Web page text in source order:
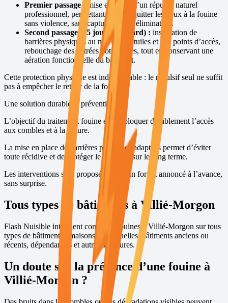
Premier passage :
mise en place d’un répulsif naturel
professionnel, permettant de faire quitter les lieux à la fouine
sans violence, sans capture et sans élimination.
Second passage (15 jours plus tard) : installation de
barrières physiques au niveau des tuiles et des points d’accès,
rebouchage des entrées potentielles, tout en conservant une
aération fonctionnelle du bâtiment.
Cette protection physique est indispensable : le répulsif seul ne suffit
pas à empêcher le retour de la fouine.
Une solution durable et préventive
L’objectif du traitement fouine est de bloquer durablement l’accès
aux combles et à la toiture.
La mise en place de barrières physiques adaptées permet d’éviter
toute récidive et de protéger le bâtiment sur le long terme.
Les interventions sont proposées avec un forfait annoncé à l’avance,
sans surprise.
Tous types de bâtiments à Villié-Morgon
Flash Nuisible intervient contre les fouines àVillié-Morgon sur tous
types de bâtiments : maisons individuelles, bâtiments anciens ou
récents, dépendances et autres structures.
Un doute sur la présence d’une fouine à
Villié-Morgon ?